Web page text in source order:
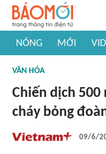
NÓNG MỚI
#Khám phá thế giới
VĂN HÓA
Chiến dịch 500
cháy bỏng
09/6/